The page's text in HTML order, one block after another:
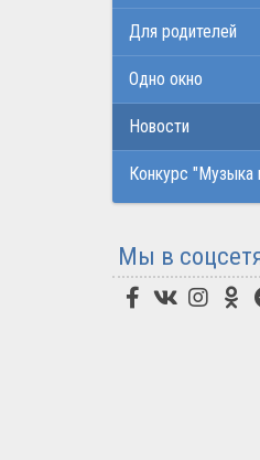
Для родителей
Одно окно
Новости
Конкурс
Мы в